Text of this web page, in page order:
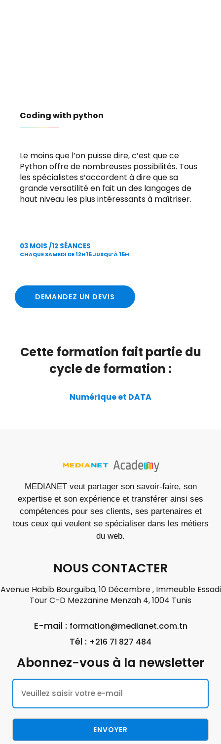
Coding with python
Le moins que l’on puisse dire, c’est que ce
Python offre de nombreuses possibilités. Tous
les spécialistes s’accordent à dire que sa
grande versatilité en fait un des langages de
haut niveau les plus intéressants à maîtriser.
03 MOIS /12 SÉANCES
CHAQUE SAMEDI DE 12H15 JUSQU’À 15H
DEMANDEZ UN DEVIS
Cette formation fait partie du
cycle de formation :
Numérique et DATA
MEDIANET veut partager son savoir-faire, son
expertise et son expérience et transférer ainsi ses
compétences pour ses clients, ses partenaires et
tous ceux qui veulent se spécialiser dans les métiers
du web.
NOUS CONTACTER
Avenue Habib Bourguiba, 10 Décembre , Immeuble Essadi
Tour C-D Mezzanine Menzah 4, 1004 Tunis
E-mail : formation@medianet.com.tn
Tél : +216 71 827 484
Abonnez-vous à la newsletter